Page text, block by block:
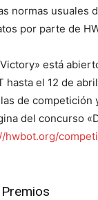
normas usuales
por parte de
está
hasta el 12 de
de competición
del concurso
hwbot.org/